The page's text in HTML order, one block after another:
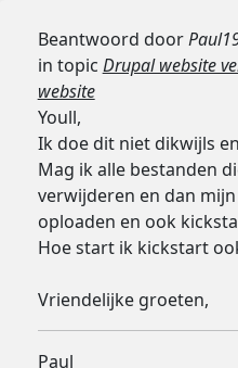
Beantwoord door
in topic Drupal website
website
Youll,
Ik doe dit niet dikwijls
Mag ik alle bestanden
verwijderen en dan
oploaden en ook
Hoe start ik kickstart
Vriendelijke groeten,
Paul